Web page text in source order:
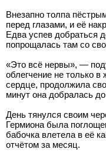
Внезапно толпа
перед глазами, и её
Едва успев добраться
попрощалась там со
«Это всё нервы», —
облегчение не только в
сердце, продолжила
минут она добралась до
День тянулся своим
Гермиона была
бабочка влетела в её
отчётом за месяц.